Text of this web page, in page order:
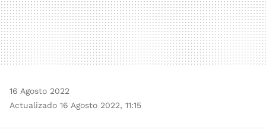
16 Agosto 2022
Actualizado 16 Agosto 2022, 11:15